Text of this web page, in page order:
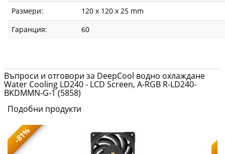
Размери:
120 x 120 x 25 mm
Гаранция:
60
Въпроси и отговори за DeepCool водно охлаждане
Water Cooling LD240 - LCD Screen, A-RGB R-LD240-
BKDMMN-G-1 (5858)
Подобни продукти
-81%